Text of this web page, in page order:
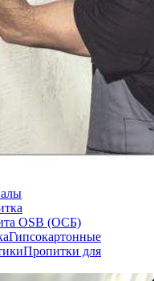
OSB (ОСБ)
Гипсокартонные
Пропитки для